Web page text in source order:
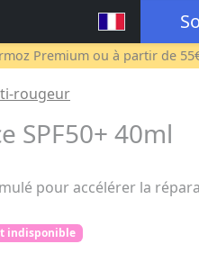
Premium ou à partir de
rougeur
SPF50+ 40ml
pour accélérer la
indisponible